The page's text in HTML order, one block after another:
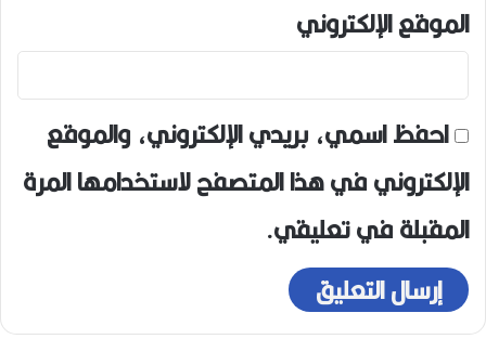
الموقع الإلكتروني
احفظ اسمي، بريدي الإلكتروني، والموقع
الإلكتروني في هذا المتصفح لاستخدامها المرة
المقبلة في تعليقي.